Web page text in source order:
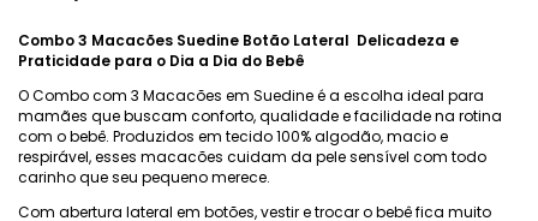
Combo 3 Macacões Suedine Botão Lateral Delicadeza e
Praticidade para o Dia a Dia do Bebê
O Combo com 3 Macacões em Suedine é a escolha ideal para
mamães que buscam conforto, qualidade e facilidade na rotina
com o bebê. Produzidos em tecido 100% algodão, macio e
respirável, esses macacões cuidam da pele sensível com todo
carinho que seu pequeno merece.
Com abertura lateral em botões, vestir e trocar o bebê fica muito